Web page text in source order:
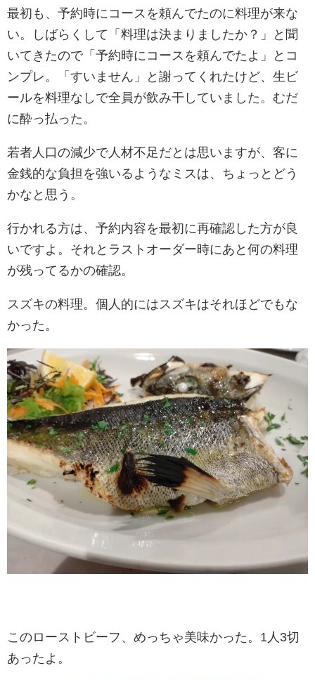
最初も、予約時にコースを頼んでたのに料理が来な
い。しばらくして「料理は決まりましたか？」と聞
いてきたので「予約時にコースを頼んでたよ」とコ
ンプレ。「すいません」と謝ってくれたけど、生ビ
ールを料理なしで全員が飲み干していました。むだ
に酔っ払った。
若者人口の減少で人材不足だとは思いますが、客に
金銭的な負担を強いるようなミスは、ちょっとどう
かなと思う。
行かれる方は、予約内容を最初に再確認した方が良
いですよ。それとラストオーダー時にあと何の料理
が残ってるかの確認。
スズキの料理。個人的にはスズキはそれほどでもな
かった。
このローストビーフ、めっちゃ美味かった。1人3切
あったよ。